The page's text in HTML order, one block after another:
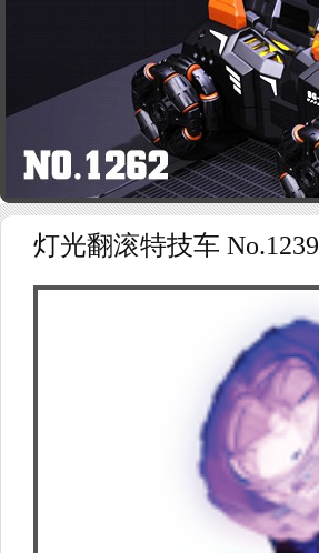
灯光翻滚特技车 No.1239